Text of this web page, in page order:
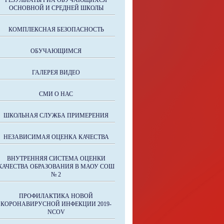
ОСНОВНОЙ И СРЕДНЕЙ ШКОЛЫ
КОМПЛЕКСНАЯ БЕЗОПАСНОСТЬ
ОБУЧАЮЩИМСЯ
ГАЛЕРЕЯ ВИДЕО
СМИ О НАС
ШКОЛЬНАЯ СЛУЖБА ПРИМЕРЕНИЯ
НЕЗАВИСИМАЯ ОЦЕНКА КАЧЕСТВА
ВНУТРЕННЯЯ СИСТЕМА ОЦЕНКИ
ОБРАЗОВАНИЯ В МАОУ СОШ
№ 2
ПРОФИЛАКТИКА НОВОЙ
КОРОНАВИРУСНОЙ ИНФЕКЦИИ 2019-
NCOV